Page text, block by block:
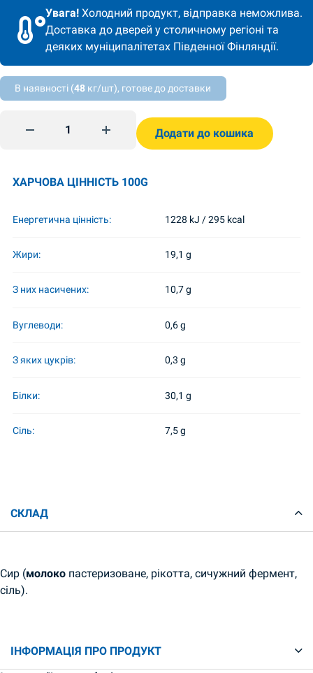
Увага! Холодний продукт, відправка неможлива.
Доставка до дверей у столичному регіоні та
деяких муніципалітетах Південної Фінляндії.
В наявності (48 кг/шт), готове до доставки
Suluguni juusto savustettu 100g Delikatess quantity
Додати до кошика
ХАРЧОВА ЦІННІСТЬ 100G
Енергетична цінність: 1228 kJ / 295 kcal
Жири: 19,1 g
З них насичених: 10,7 g
Вуглеводи: 0,6 g
З яких цукрів: 0,3 g
Білки: 30,1 g
Сіль: 7,5 g
СКЛАД
Сир (молоко пастеризоване, рікотта, сичужний фермент,
сіль).
ІНФОРМАЦІЯ ПРО ПРОДУКТ